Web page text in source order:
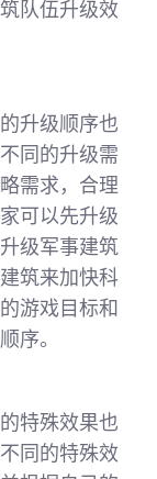
队伍升级效
升级顺序也
同的升级需
需求，合理
可以先升级
级军事建筑
筑来加快科
游戏目标和
序。
特殊效果也
同的特殊效